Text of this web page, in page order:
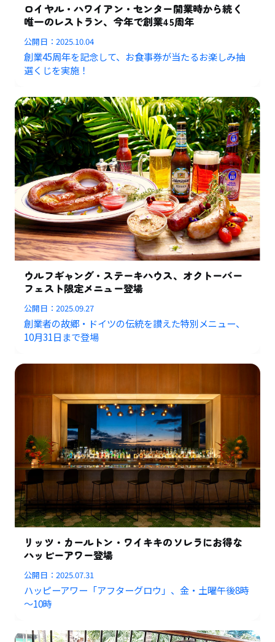
ロイヤル・ハワイアン・センター開業時から続く
唯一のレストラン、今年で創業45周年
公開日：2025.10.04
創業45周年を記念して、お食事券が当たるお楽しみ抽
選くじを実施！
ウルフギャング・ステーキハウス、オクトーバー
フェスト限定メニュー登場
公開日：2025.09.27
創業者の故郷・ドイツの伝統を讃えた特別メニュー、
10月31日まで登場
リッツ・カールトン・ワイキキのソレラにお得な
ハッピーアワー登場
公開日：2025.07.31
ハッピーアワー「アフターグロウ」、金・土曜午後8時
～10時